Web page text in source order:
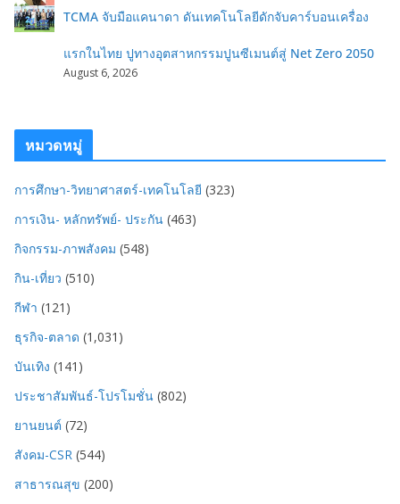
TCMA จับมือแคนาดา ดันเทคโนโลยีดักจับคาร์บอนเครื่อง
แรกในไทย ปูทางอุตสาหกรรมปูนซีเมนต์สู่ Net Zero 2050
August 6, 2026
หมวดหมู่
การศึกษา-วิทยาศาสตร์-เทคโนโลยี (323)
การเงิน- หลักทรัพย์- ประกัน (463)
กิจกรรม-ภาพสังคม (548)
กิน-เที่ยว (510)
กีฬา (121)
ธุรกิจ-ตลาด (1,031)
บันเทิง (141)
ประชาสัมพันธ์-โปรโมชั่น (802)
ยานยนต์ (72)
สังคม-CSR (544)
สาธารณสุข (200)